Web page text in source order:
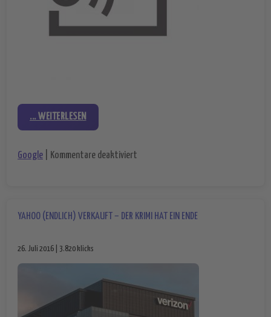
... WEITERLESEN
Google Kommentare deaktiviert
YAHOO (ENDLICH) VERKAUFT – DER KRIMI HAT EIN ENDE
26. Juli 2016 | 3.820 klicks